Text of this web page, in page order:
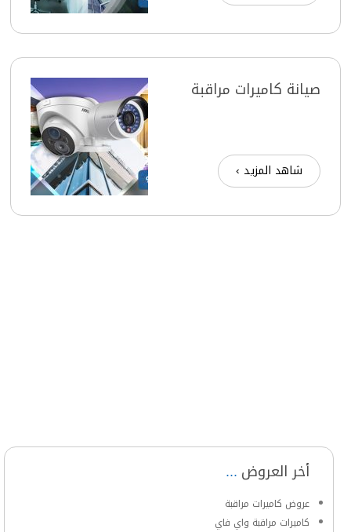
صيانة كاميرات مراقبة
شاهد المزيد ›
أخر العروض
عروض كاميرات مراقبة
كاميرات مراقبة واي فاي